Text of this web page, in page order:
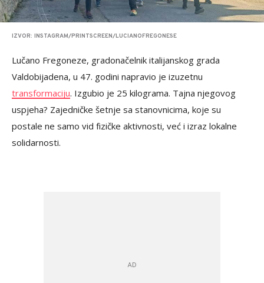
IZVOR: INSTAGRAM/PRINTSCREEN/LUCIANOFREGONESE
Lučano Fregoneze, gradonačelnik italijanskog grada
Valdobijadena, u 47. godini napravio je izuzetnu
transformaciju. Izgubio je 25 kilograma. Tajna njegovog
uspjeha? Zajedničke šetnje sa stanovnicima, koje su
postale ne samo vid fizičke aktivnosti, već i izraz lokalne
solidarnosti.